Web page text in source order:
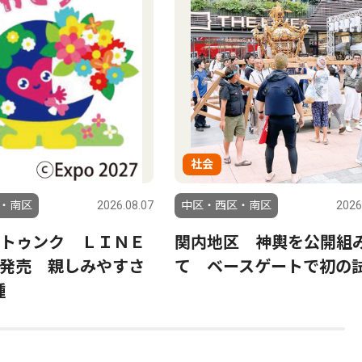
南区 2026.08.07
ゥンク ＬＩＮＥ
売 親しみやすさ
社会
中区・西区・南区
関内地区 神輿を公開組
て ベースゲートで初の